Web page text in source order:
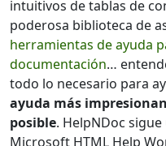
intuitivos de tablas de
poderosa biblioteca de
herramientas de ayuda
documentación…
todo lo necesario para
ayuda más
posible. HelpNDoc
Microsoft HTML Help